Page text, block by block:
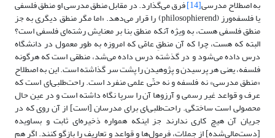
به اصطلاح مدرسی[14] فرق می‌گذارد. در مقابل منطق مدرسی او منطق فلسفی
یا فلسفه‌ورز (philosophierend) را قرار می‌دهد. «اما مگر منطق دیگری به جز
منطق فلسفی هست، به ویژه آنکه منطق بنا بر معنایش رشته‌ای فلسفی است؟
البته که هست، چرا که آن منطقِ عامّی که امروزه به طور معمول در دانشگاه
درس داده می‌شود و در گذشته درس داده می‌شد، منطقی است که هرگونه
فلسفه، یعنی هر پرسیدن و پژوهیدن را پشت سر گذاشته است. این به اصطلاح
«منطق مدرسی» نه فلسفه و نه حتّی علمی منفرد است. راحت‌طلبی‌ای است که
عرف و قواعد غیر رسمی و آرزوها آن را سرپا نگاه داشته است و در عین حال
محصولی است ساختگی. راحت‌طلبی‌ای برای مدرسان [است] از آن روی که در
جریان آن هیچ کاری ندارند جز اینکه همواره ذخیره‌ای ثابت و بساویده
[دست‌مالی‌شده] از جملات، فرمول‌ها و قواعد و تعاریف را بازگو کنند. اگر هم